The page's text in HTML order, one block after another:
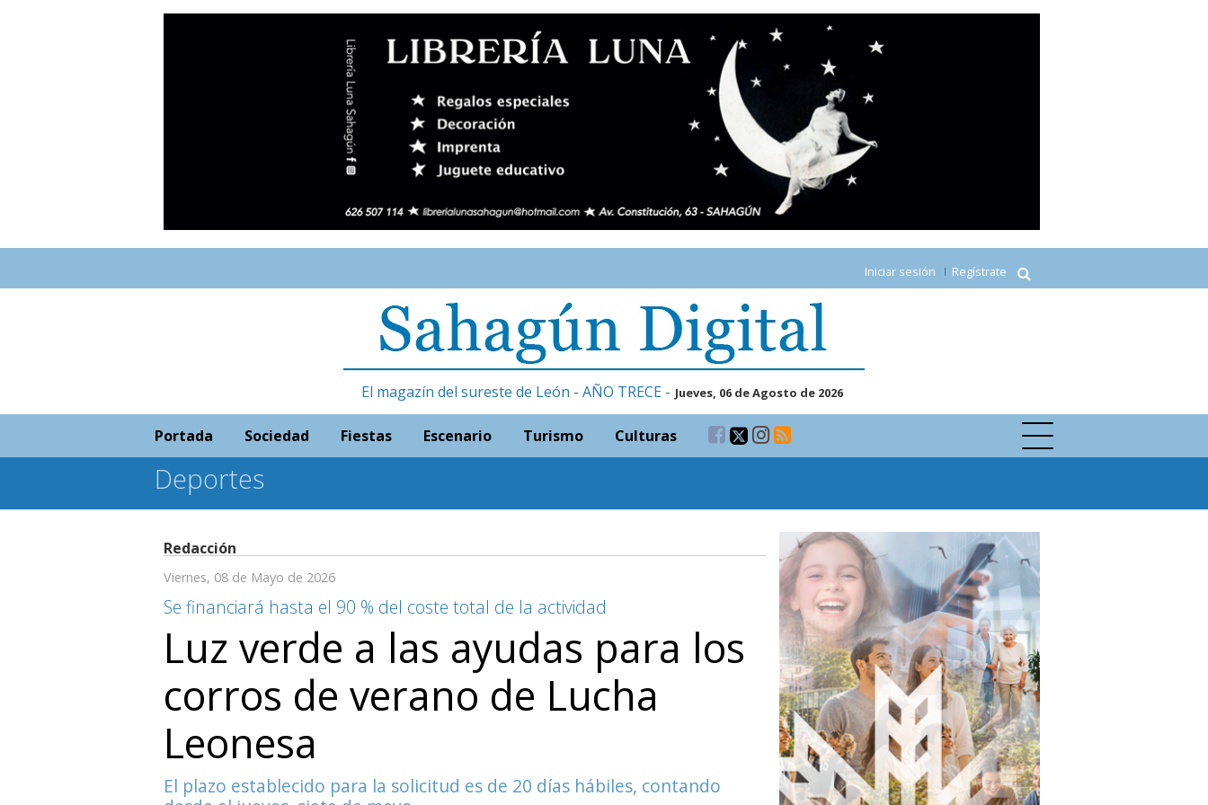
Iniciar sesión Regístrate
El magazín del sureste de León - AÑO TRECE - Jueves, 06 de Agosto de 2026
Portada Sociedad Fiestas Escenario Turismo Culturas
Deportes
Redacción
Viernes, 08 de Mayo de 2026
Se financiará hasta el 90 % del coste total de la actividad
Luz verde a las ayudas para los
corros de verano de Lucha
Leonesa
El plazo establecido para la solicitud es de 20 días hábiles, contando